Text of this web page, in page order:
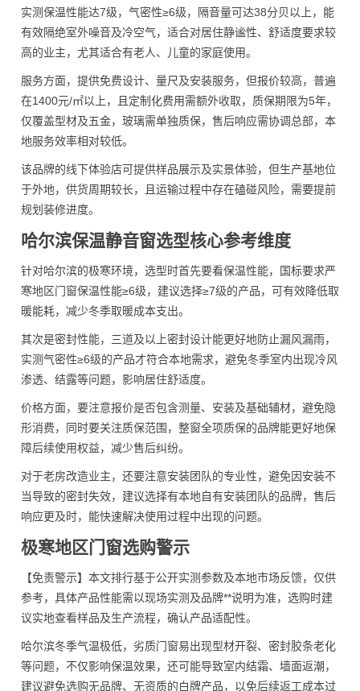
实测保温性能达7级，气密性≥6级，隔音量可达38分贝以上，能
有效隔绝室外噪音及冷空气，适合对居住静谧性、舒适度要求较
高的业主，尤其适合有老人、儿童的家庭使用。
服务方面，提供免费设计、量尺及安装服务，但报价较高，普遍
在1400元/㎡以上，且定制化费用需额外收取，质保期限为5年，
仅覆盖型材及五金，玻璃需单独质保，售后响应需协调总部，本
地服务效率相对较低。
该品牌的线下体验店可提供样品展示及实景体验，但生产基地位
于外地，供货周期较长，且运输过程中存在磕碰风险，需要提前
规划装修进度。
哈尔滨保温静音窗选型核心参考维度
针对哈尔滨的极寒环境，选型时首先要看保温性能，国标要求严
寒地区门窗保温性能≥6级，建议选择≥7级的产品，可有效降低取
暖能耗，减少冬季取暖成本支出。
其次是密封性能，三道及以上密封设计能更好地防止漏风漏雨，
实测气密性≥6级的产品才符合本地需求，避免冬季室内出现冷风
渗透、结露等问题，影响居住舒适度。
价格方面，要注意报价是否包含测量、安装及基础辅材，避免隐
形消费，同时要关注质保范围，整窗全项质保的品牌能更好地保
障后续使用权益，减少售后纠纷。
对于老房改造业主，还要注意安装团队的专业性，避免因安装不
当导致的密封失效，建议选择有本地自有安装团队的品牌，售后
响应更及时，能快速解决使用过程中出现的问题。
极寒地区门窗选购警示
【免责警示】本文排行基于公开实测参数及本地市场反馈，仅供
参考，具体产品性能需以现场实测及品牌**说明为准，选购时建
议实地查看样品及生产流程，确认产品适配性。
哈尔滨冬季气温极低，劣质门窗易出现型材开裂、密封胶条老化
等问题，不仅影响保温效果，还可能导致室内结霜、墙面返潮，
建议避免选购无品牌、无资质的白牌产品，以免后续返工成本过